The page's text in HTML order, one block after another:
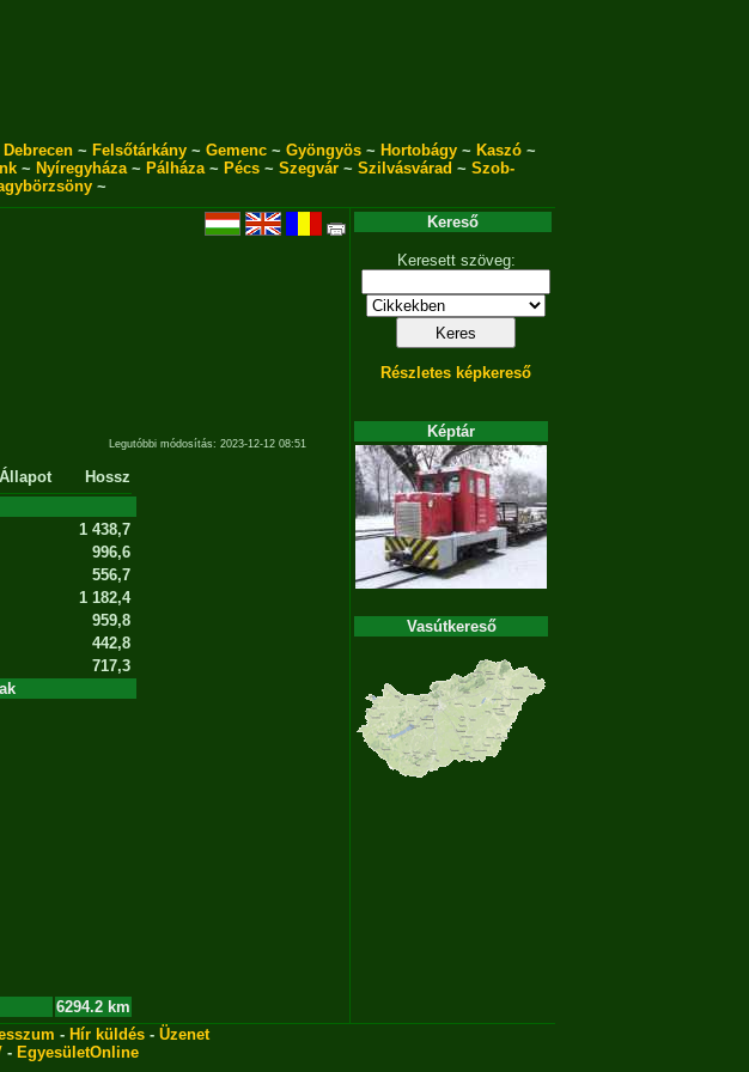
Debrecen ~ Felsőtárkány ~ Gemenc ~ Gyöngyös ~ Hortobágy ~ Kaszó ~
~ Nyíregyháza~ Pálháza~ Pécs~ Szegvár~ Szilvásvárad ~ Szob-
~
Legutóbbi módosítás: 2023-12-12 08:51
Állapot
Hossz
1 438,7
996,6
556,7
1 182,4
959,8
442,8
717,3
6294.2 km
Kereső
Keresett szöveg:
Részletes képkereső
Képtár
Vasútkereső
- Hír küldés - Üzenet
- EgyesületOnline